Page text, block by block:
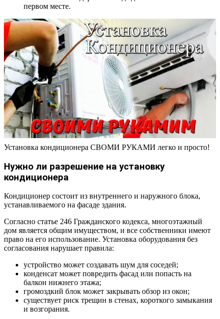
первом месте.
Установка кондиционера СВОМИ РУКАМИ легко и просто!
Нужно ли разрешение на установку
кондиционера
Кондиционер состоит из внутреннего и наружного блока,
устанавливаемого на фасаде здания.
Согласно статье 246 Гражданского кодекса, многоэтажный
дом является общим имуществом, и все собственники имеют
право на его использование. Установка оборудования без
согласования нарушает правила:
устройство может создавать шум для соседей;
конденсат может повредить фасад или попасть на
балкон нижнего этажа;
громоздкий блок может закрывать обзор из окон;
существует риск трещин в стенах, короткого замыкания
и возгорания.